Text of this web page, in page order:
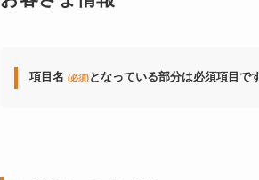
項目名 (必須) となっている部分は必須項目で